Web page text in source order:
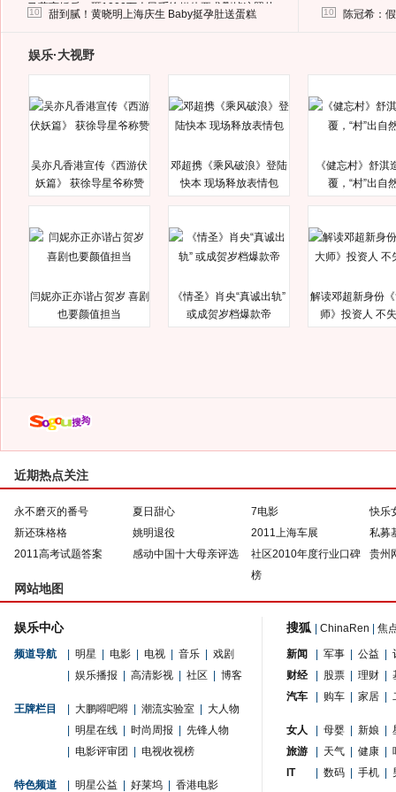
马蓉离婚后，砸1000万人民币给媒体要求删掉这照片
10 甜到腻！黄晓明上海庆生 Baby挺孕肚送蛋糕 10 陈冠希：
娱乐·大视野
吴亦凡香港宣传《西游伏
妖篇》 获徐导星爷称赞
邓超携《乘风破浪》登陆
快本 现场释放表情包
《健忘村》舒淇
覆，“村”出自
闫妮亦正亦谐占贺岁 喜剧
也要颜值担当
《情圣》肖央“真诚出轨”
或成贺岁档爆款帝
解读邓超新身份
师》投资人 不
近期热点关注
永不磨灭的番号 夏日甜心 7电影
快乐
新还珠格格
姚明退役 2011上海车展
私募
2011高考试题答案
感动中国十大母亲评选
社区2010年度行业口碑
榜
贵州
网站地图
娱乐中心
频道导航 明星 电影 电视 音乐
戏剧
娱乐播报 高清影视 社区 博客
王牌栏目 大鹏嘚吧嘚 潮流实验室
大人物
明星在线 时尚周报
先锋人物
电影评审团 电视收视榜
特色频道 明星公益 好莱坞
香港电影
搜狐 ChinaRen 焦
新闻 军事 公益
财经
股票 理财
汽车
购车 家居
女人 母婴 新娘
旅游
天气 健康
IT
数码 手机